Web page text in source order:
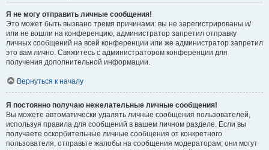
Я не могу отправить личные сообщения!
Это может быть вызвано тремя причинами: вы не зарегистрированы и/
или не вошли на конференцию, администратор запретил отправку
личных сообщений на всей конференции или же администратор запретил
это вам лично. Свяжитесь с администратором конференции для
получения дополнительной информации.
Вернуться к началу
Я постоянно получаю нежелательные личные сообщения!
Вы можете автоматически удалять личные сообщения пользователей,
используя правила для сообщений в вашем личном разделе. Если вы
получаете оскорбительные личные сообщения от конкретного
пользователя, отправьте жалобы на сообщения модераторам; они могут